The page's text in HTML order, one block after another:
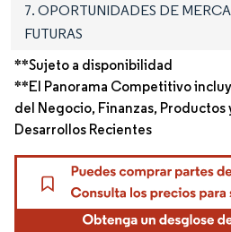
7. OPORTUNIDADES DE
FUTURAS
**Sujeto a disponibilidad
**El Panorama Competitivo
del Negocio, Finanzas, Productos
Desarrollos Recientes